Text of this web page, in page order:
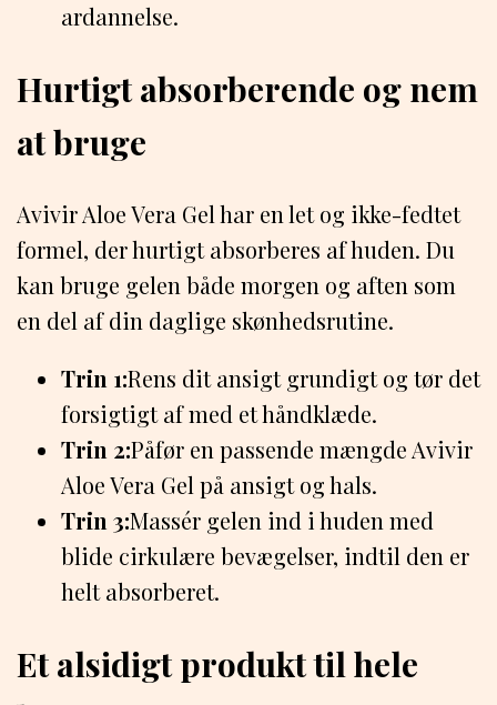
ardannelse.
Hurtigt absorberende og nem
at bruge
Avivir Aloe Vera Gel har en let og ikke-fedtet
formel, der hurtigt absorberes af huden. Du
kan bruge gelen både morgen og aften som
en del af din daglige skønhedsrutine.
Trin 1:Rens dit ansigt grundigt og tør det
forsigtigt af med et håndklæde.
Trin 2:Påfør en passende mængde Avivir
Aloe Vera Gel på ansigt og hals.
Trin 3:Massér gelen ind i huden med
blide cirkulære bevægelser, indtil den er
helt absorberet.
Et alsidigt produkt til hele